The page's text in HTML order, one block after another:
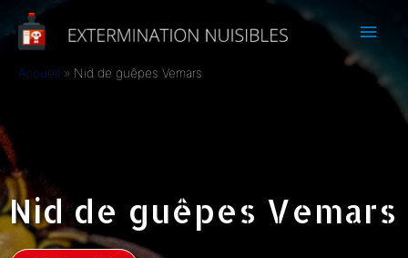
Accueil Nid de guêpes Vemars
Nid de guêpes Vemars